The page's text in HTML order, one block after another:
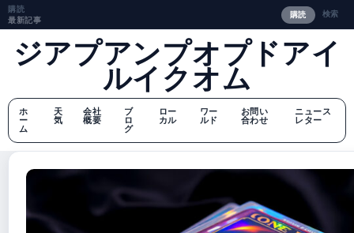
購読
最新記事
購読 検索
ジアプアンプオプドアイ
ルイクオム
ホ
ー
ム
天
気
会社
概要
ブ
ロ
グ
ロー
カル
ワー
ルド
お問い
合わせ
ニュース
レター